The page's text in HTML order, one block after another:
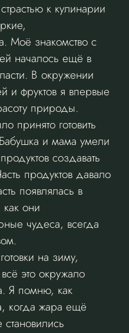
к кулинарии
Моё знакомство с
началось ещё в
В окружении
и фруктов я впервые
природы.
принято готовить
и мама умели
создавать
продуктов давало
появлялась в
они
чудеса, всегда
на зиму,
это окружало
Я помню, как
когда жара ещё